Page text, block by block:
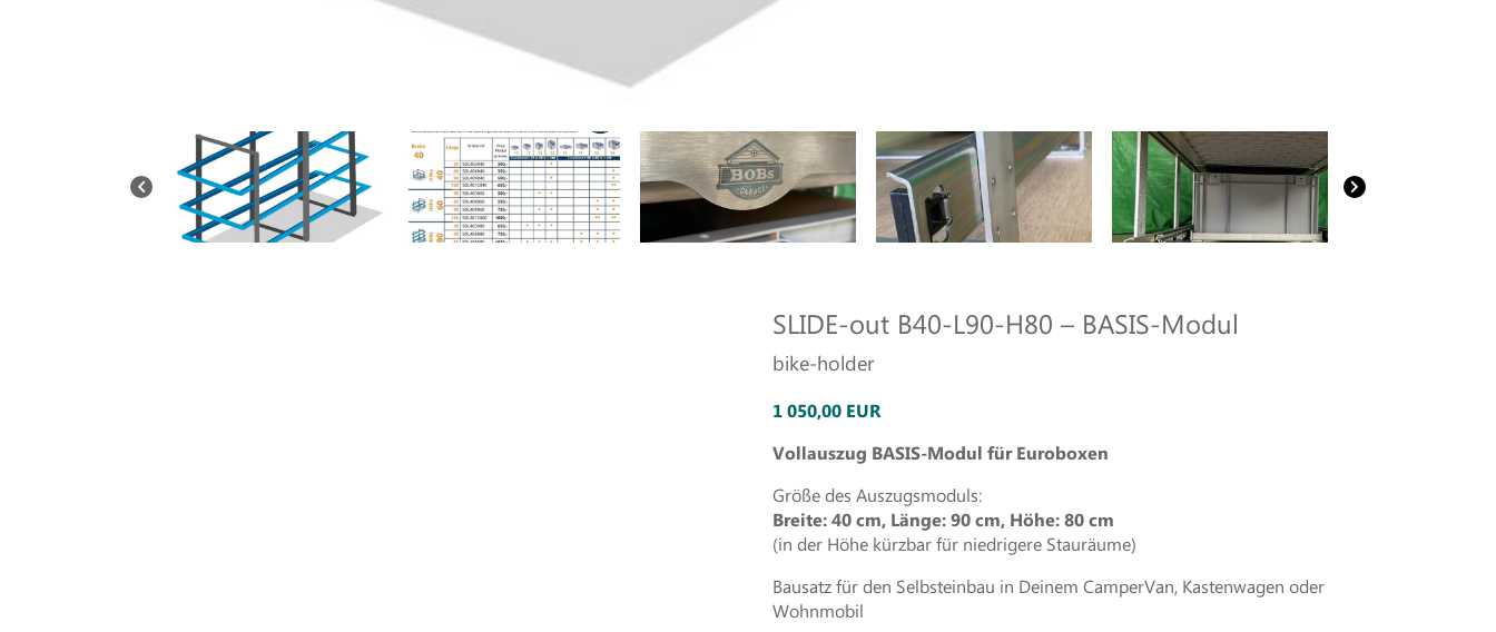
SLIDE-out B40-L90-H80 – BASIS-Modul
bike-holder
1 050,00 EUR
Vollauszug BASIS-Modul für Euroboxen
Größe des Auszugsmoduls:
Breite: 40 cm, Länge: 90 cm, Höhe: 80 cm
(in der Höhe kürzbar für niedrigere Stauräume)
Bausatz für den Selbsteinbau in Deinem CamperVan, Kastenwagen oder
Wohnmobil